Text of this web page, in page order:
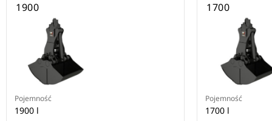
1900
Pojemność
1900 l
1700
Pojemność
1700 l